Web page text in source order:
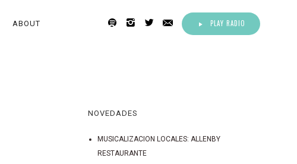
PLAY RADIO
ABOUT
NOVEDADES
MUSICALIZACION LOCALES: ALLENBY
RESTAURANTE